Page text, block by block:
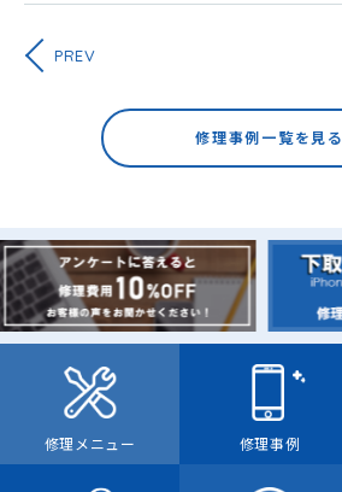
PREV
修理事例一覧を見る
修理メニュー 修理事例